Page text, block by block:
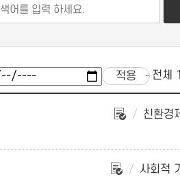
전체
친환경
사회적